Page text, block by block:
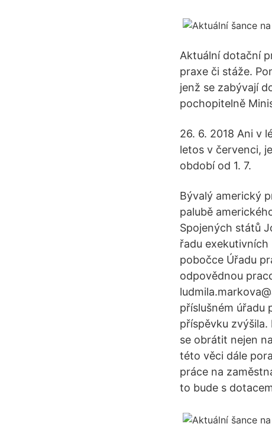
Aktuální dotační
praxe či stáže.
jenž se zabývají
pochopitelně
26. 6. 2018 Ani v
letos v červenci,
období od 1. 7.
Bývalý americký
palubě
Spojených států
řadu
pobočce Úřadu
odpovědnou
příslušném úřadu
příspěvku
se obrátit nejen
této věci dále
práce na
to bude s